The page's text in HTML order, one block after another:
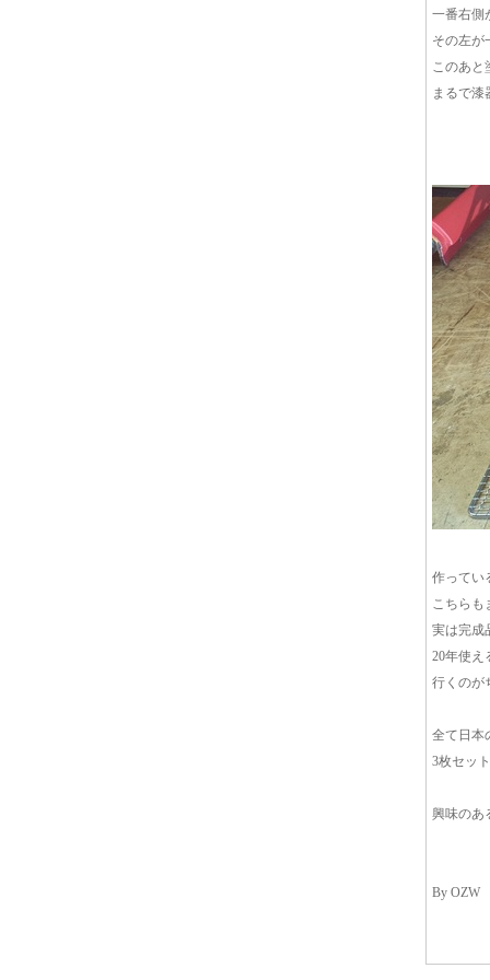
一番右側
その左が
このあと
まるで漆
作ってい
こちらも
実は完成
20年使え
行くのが
全て日本
3枚セッ
興味のあ
By OZW